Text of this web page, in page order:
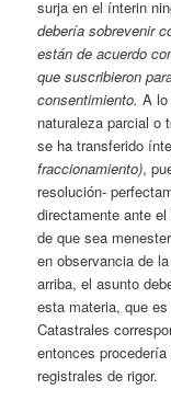
surja en el ínterin
debería sobrevenir
están de acuerdo
que suscribieron
consentimiento. A
naturaleza parcial o
se ha transferido
fraccionamiento),
resolución-
directamente ante
de que sea
en observancia de
arriba, el asunto
esta materia, que
Catastrales
entonces
registrales de rigor.